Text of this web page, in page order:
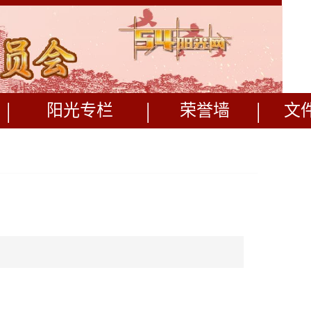
| 阳光专栏 | 荣誉墙 | 文